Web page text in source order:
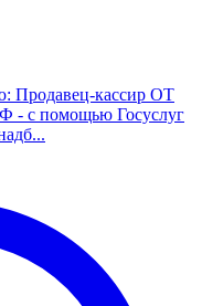
Продавец-кассир ОТ
- с помощью Госуслуг